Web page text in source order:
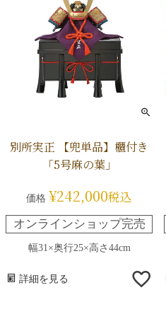
別所実正 【兜単品】櫃付き
「5号麻の葉」
価格 ¥242,000税込
オンラインショップ完売
幅31×奥行25×高さ44cm
詳細を見る